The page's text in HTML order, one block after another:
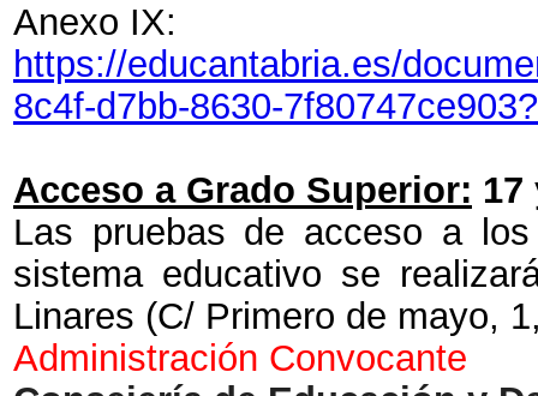
Anexo IX:
https://educantabria.es/
8c4f-d7bb-8630-
Acceso a Grado Superior: 17
Las pruebas de acceso a
sistema educativo se
Linares (C/ Primero de mayo,
Administración Convocante